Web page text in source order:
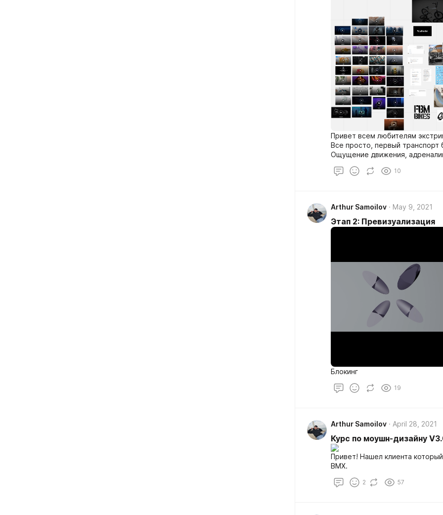
Привет всем любителям
Все просто, первый
Ощущение движения,
мне пришла не сразу. BUNNY
10
Arthur Samoilov May 9, 2021
Этап 2: Превизуализация
Блокинг
19
Arthur Samoilov April 28, 2021
Курс по моушн-дизайну
Привет! Нашел клиента
BMX.
2 57